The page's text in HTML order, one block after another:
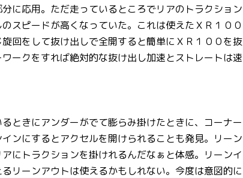
に応用。ただ走っているところでリアのトラクション
スピードが高くなっていた。これは使えたＸＲ１００
回をして抜け出しで全開すると簡単にＸＲ１００を抜
ークをすれば絶対的な抜け出し加速とストレートは速
ときにアンダーがでて膨らみ掛けたときに、コーナー
ンにするとアクセルを開けられることも発見。リーン
にトラクションを掛けれるんだなぁと体感。リーンイ
リーンアウトは使えるかもしれない。今度は意図的に